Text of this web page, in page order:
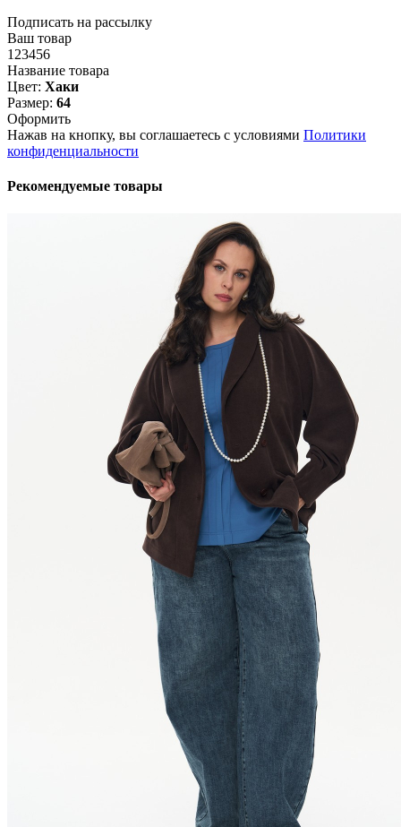
Подписать на рассылку
Ваш товар
123456
Название товара
Цвет: Хаки
Размер: 64
Оформить
Нажав на кнопку, вы соглашаетесь с условиями Политики
конфиденциальности
Рекомендуемые товары